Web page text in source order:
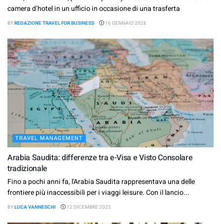
camera d’hotel in un ufficio in occasione di una trasferta
BYREDAZIONE TRAVEL FOR BUSINESS 16 GENNAIO 2026
TRAVEL MANAGEMENT
Arabia Saudita: differenze tra e-Visa e Visto Consolare
tradizionale
Fino a pochi anni fa, l'Arabia Saudita rappresentava una delle
frontiere più inaccessibili per i viaggi leisure. Con il lancio...
BYLUCA VANNESCHI 12 DICEMBRE 2025